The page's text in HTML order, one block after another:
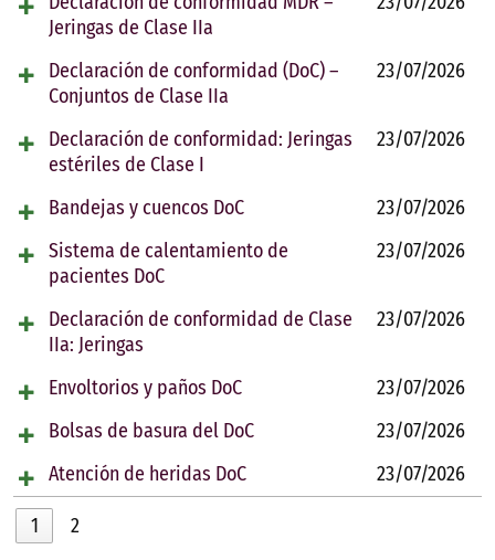
Jeringas de Clase IIa
Declaración de conformidad (DoC) –
Conjuntos de Clase IIa
23/07/2026
Declaración de conformidad: Jeringas
estériles de Clase I
23/07/2026
Bandejas y cuencos DoC
23/07/2026
Sistema de calentamiento de
pacientes DoC
23/07/2026
Declaración de conformidad de Clase
IIa: Jeringas
23/07/2026
Envoltorios y paños DoC
23/07/2026
Bolsas de basura del DoC
23/07/2026
Atención de heridas DoC
23/07/2026
1 2